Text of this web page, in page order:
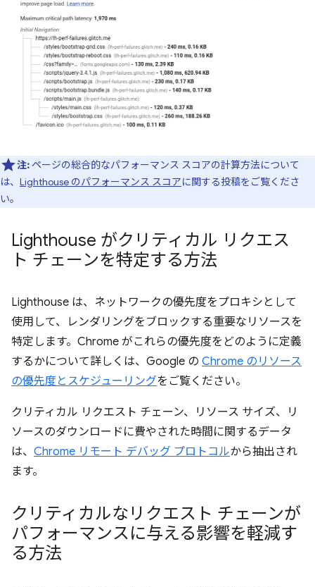
注: ページの総合的なパフォーマンス スコアの計算方法について
は、 Lighthouse のパフォーマンス スコアに関する投稿をご覧くださ
い。
Lighthouse がクリティカル リクエス
ト チェーンを特定する方法
Lighthouse は、ネットワークの優先度をプロキシとして
使用して、レンダリングをブロックする重要なリソースを
特定します。Chrome がこれらの優先度をどのように定義
するかについて詳しくは、Google の Chrome のリソース
の優先度とスケジューリングをご覧ください。
クリティカル リクエスト チェーン、リソース サイズ、リ
ソースのダウンロードに費やされた時間に関するデータ
は、 Chrome リモート デバッグ プロトコルから抽出され
ます。
クリティカルなリクエスト チェーンが
パフォーマンスに与える影響を軽減す
る方法